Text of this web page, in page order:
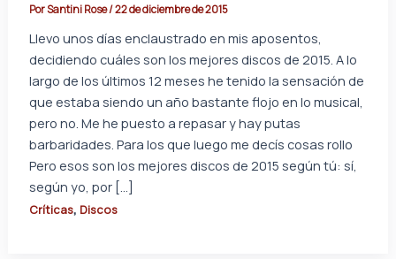
PorSantini Rose/22 de diciembre de 2015
Llevo unos días enclaustrado en mis aposentos,
decidiendo cuáles son los mejores discos de 2015. A lo
largo de los últimos 12 meses he tenido la sensación de
que estaba siendo un año bastante flojo en lo musical,
pero no. Me he puesto a repasar y hay putas
barbaridades. Para los que luego me decís cosas rollo
Pero esos son los mejores discos de 2015 según tú: sí,
según yo, por […]
Críticas, Discos